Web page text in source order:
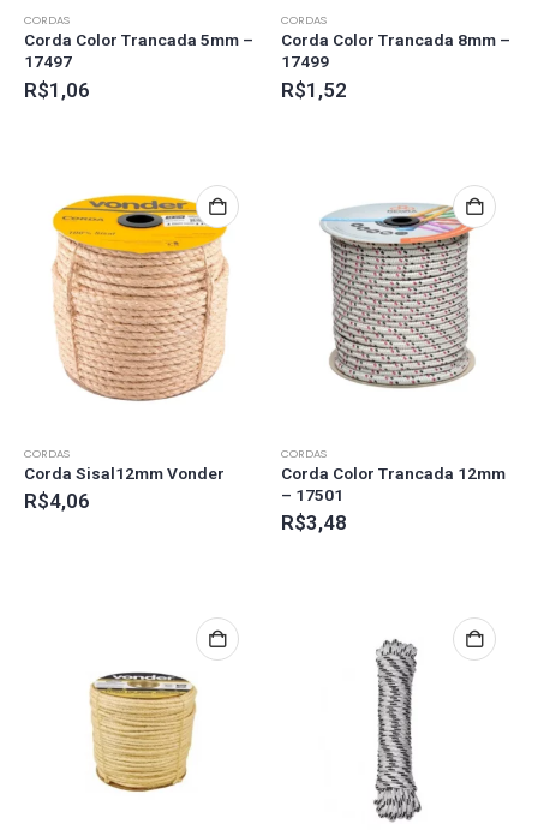
CORDAS
Corda Color Trancada 5mm –
17497
R$1,06
CORDAS
Corda Color Trancada 8mm –
17499
R$1,52
CORDAS
Corda Sisal12mm Vonder
R$4,06
CORDAS
Corda Color Trancada 12mm
– 17501
R$3,48